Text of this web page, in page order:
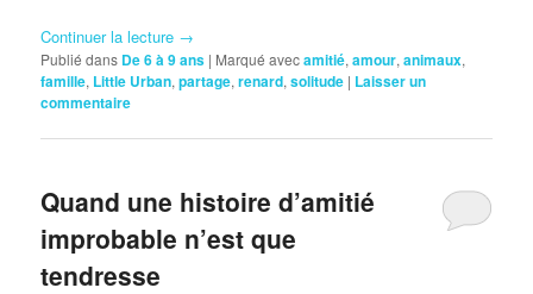
Continuer la lecture →
Publié dans De 6 à 9 ans | Marqué avecamitié,amour,animaux,
famille, Little Urban,partage,renard,solitude | Laisser un
commentaire
Quand une histoire d’amitié
improbable n’est que
tendresse